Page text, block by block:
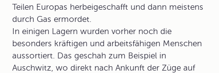
Teilen Europas herbeigeschafft und dann meistens
durch Gas ermordet.
In einigen Lagern wurden vorher noch die
besonders kräftigen und arbeitsfähigen Menschen
aussortiert. Das geschah zum Beispiel in
Auschwitz, wo direkt nach Ankunft der Züge auf